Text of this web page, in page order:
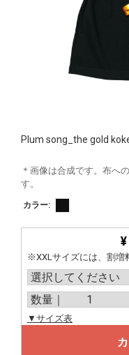
Plum song_the gold
＊画像は合成です。布へ
す。
カラー:
※XXLサイズには、割増
▼サイズ表